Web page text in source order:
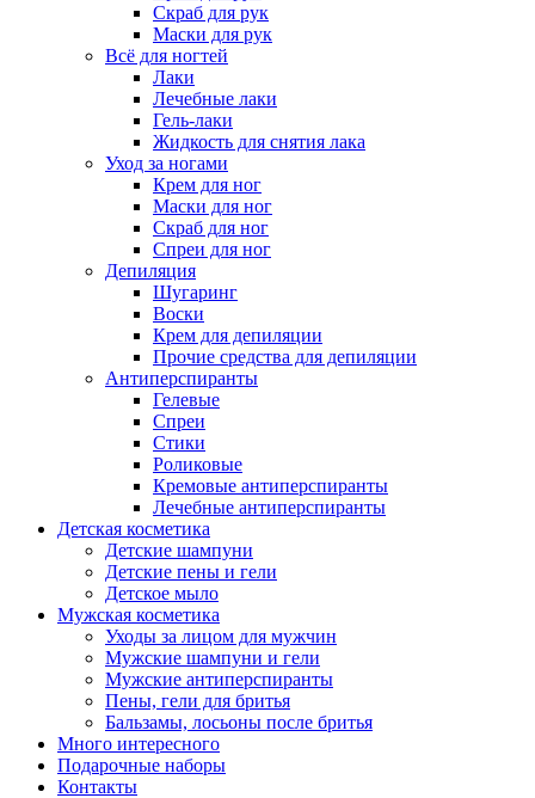
Скраб для рук
Маски для рук
Всё для ногтей
Лаки
Лечебные лаки
Гель-лаки
Жидкость для снятия лака
Уход за ногами
Крем для ног
Маски для ног
Скраб для ног
Спреи для ног
Депиляция
Шугаринг
Воски
Крем для депиляции
Прочие средства для депиляции
Антиперспиранты
Гелевые
Спреи
Стики
Роликовые
Кремовые антиперспиранты
Лечебные антиперспиранты
Детская косметика
Детские шампуни
Детские пены и гели
Детское мыло
Мужская косметика
Уходы за лицом для мужчин
Мужские шампуни и гели
Мужские антиперспиранты
Пены, гели для бритья
Бальзамы, лосьоны после бритья
Много интересного
Подарочные наборы
Контакты